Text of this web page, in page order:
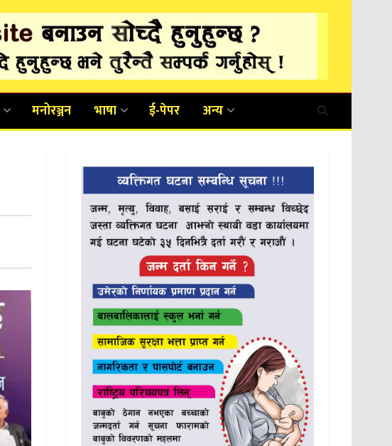
मनोरञ्जन भाषा ई-पेपर अन्य